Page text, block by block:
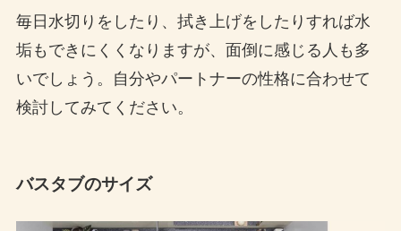
毎日水切りをしたり、拭き上げをしたりすれば水
垢もできにくくなりますが、面倒に感じる人も多
いでしょう。自分やパートナーの性格に合わせて
検討してみてください。
バスタブのサイズ